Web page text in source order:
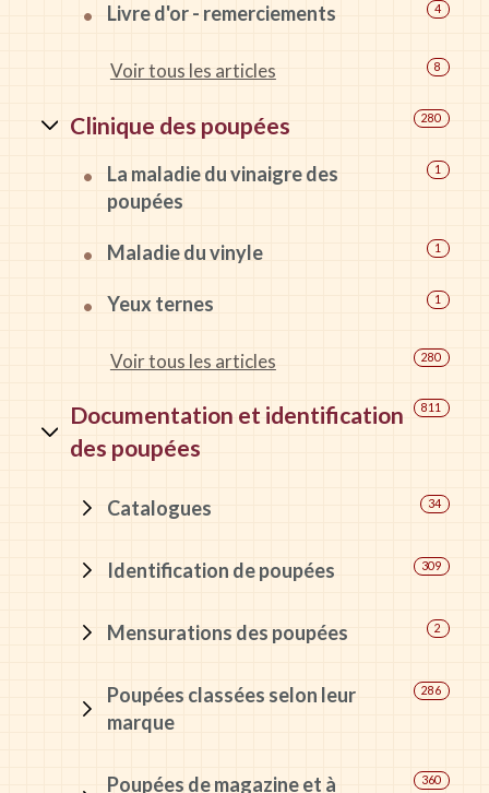
Livre d'or - remerciements 4
Voir tous les articles 8
Clinique des poupées 280
La maladie du vinaigre des
poupées
1
Maladie du vinyle 1
Yeux ternes 1
Voir tous les articles 280
Documentation et identification
des poupées
811
Catalogues 34
Identification de poupées 309
Mensurations des poupées 2
Poupées classées selon leur
marque
286
Poupées de magazine et à 360